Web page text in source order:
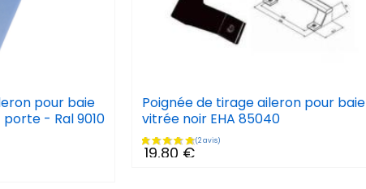
pour baie
- Ral 9010
Poignée de tirage aileron pour baie
vitrée noir EHA 85040
19,80 €